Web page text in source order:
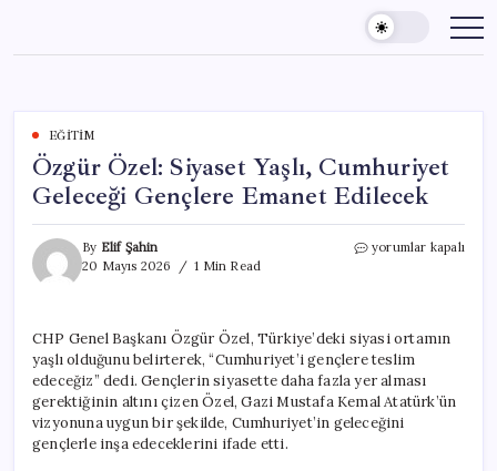
content
EĞITIM
Özgür Özel: Siyaset Yaşlı, Cumhuriyet
Geleceği Gençlere Emanet Edilecek
By Elif Şahin
20 Mayıs 2026
1 Min Read
Özgür
Geleceği
Gençlere
Emanet
Edilecek
için
yorumlar kapalı
CHP Genel Başkanı Özgür Özel, Türkiye’deki siyasi ortamın
yaşlı olduğunu belirterek, “Cumhuriyet’i gençlere teslim
edeceğiz” dedi. Gençlerin siyasette daha fazla yer alması
gerektiğinin altını çizen Özel, Gazi Mustafa Kemal Atatürk’ün
vizyonuna uygun bir şekilde, Cumhuriyet’in geleceğini
gençlerle inşa edeceklerini ifade etti.